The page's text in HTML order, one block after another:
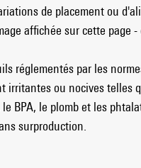
de placement ou
affichée sur cette page
réglementés par les
irritantes ou nocives telles
BPA, le plomb et les
surproduction.